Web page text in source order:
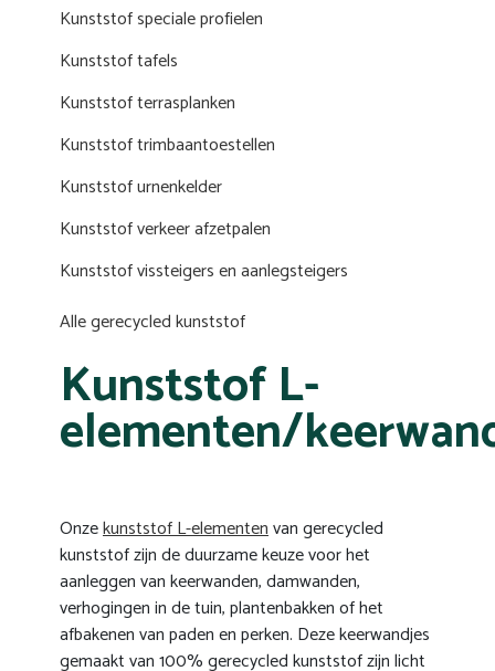
Kunststof speciale profielen
Kunststof tafels
Kunststof terrasplanken
Kunststof trimbaantoestellen
Kunststof urnenkelder
Kunststof verkeer afzetpalen
Kunststof vissteigers en aanlegsteigers
Alle gerecycled kunststof
Kunststof L-
elementen/
Onzekunststof L-elementenvan gerecycled
kunststof zijn de duurzame keuze voor het
aanleggen van keerwanden, damwanden,
verhogingen in de tuin, plantenbakken of het
afbakenen van paden en perken. Deze keerwandjes
gemaakt van 100% gerecycled kunststof zijn licht